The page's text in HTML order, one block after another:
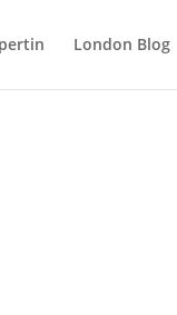
London Blog